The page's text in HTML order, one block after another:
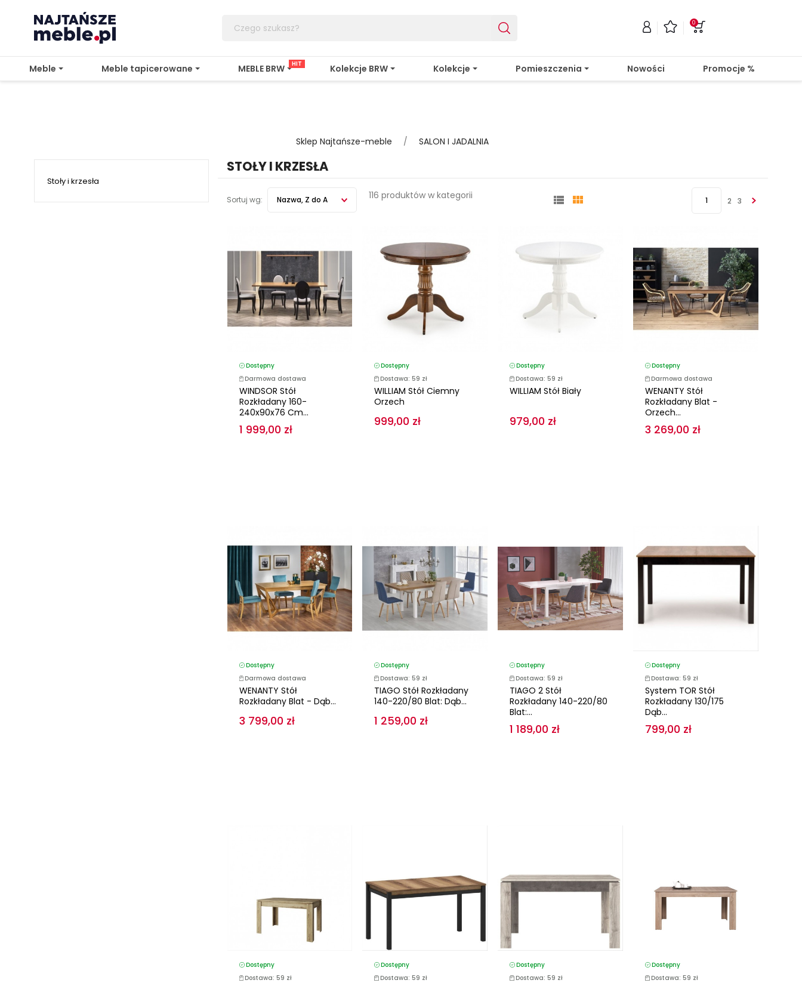
0
Meble Meble tapicerowane MEBLE BRW HIT Kolekcje BRW Kolekcje Pomieszczenia Nowości Promocje %
Sklep Najtańsze-meble SALON I JADALNIA
Stoły i krzesła
STOŁY I KRZESŁA
Sortuj wg: Nazwa, Z do A 116 produktów w kategorii   1 2 3
Dostępny
Darmowa dostawa
WINDSOR Stół
Rozkładany 160-
240x90x76 Cm...
1 999,00 zł
Dostępny
Dostawa: 59 zł
WILLIAM Stół Ciemny
Orzech
999,00 zł
Dostępny
Dostawa: 59 zł
WILLIAM Stół Biały
979,00 zł
Dostępny
Darmowa dostawa
WENANTY Stół
Rozkładany Blat -
Orzech...
3 269,00 zł
Dostępny
Darmowa dostawa
WENANTY Stół
Rozkładany Blat - Dąb...
3 799,00 zł
Dostępny
Dostawa: 59 zł
TIAGO Stół Rozkładany
140-220/80 Blat: Dąb...
1 259,00 zł
Dostępny
Dostawa: 59 zł
TIAGO 2 Stół
Rozkładany 140-220/80
Blat:...
1 189,00 zł
Dostępny
Dostawa: 59 zł
System TOR Stół
Rozkładany 130/175
Dąb...
799,00 zł
Dostępny
Dostawa: 59 zł
Dostępny
Dostawa: 59 zł
Dostępny
Dostawa: 59 zł
Dostępny
Dostawa: 59 zł